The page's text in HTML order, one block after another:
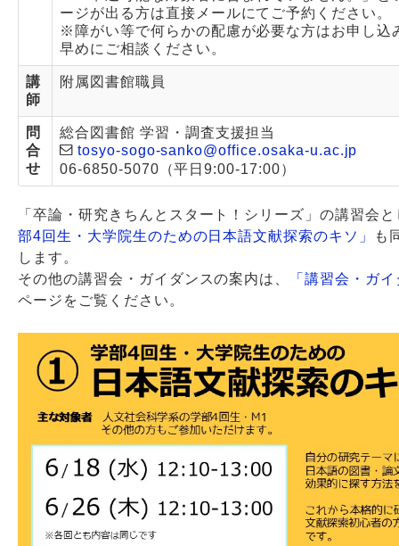
ージが出る方は直接メールにてご予約ください。
※障がい等で何らかの配慮が必要な方はお申し込
早めにご相談ください。
講
師
附属図書館職員
問
合
せ
総合図書館 学習・調査支援担当
tosyo-sogo-sanko@office.osaka-u.ac.jp
06-6850-5070（平日9:00-17:00）
「卒論・研究きちんとスタート！シリーズ」の講習会
部4回生・大学院生のための日本語文献探索のキソ」
も
します。
その他の講習会・ガイダンスの案内は、
「講習会・ガ
ページをご覧ください。